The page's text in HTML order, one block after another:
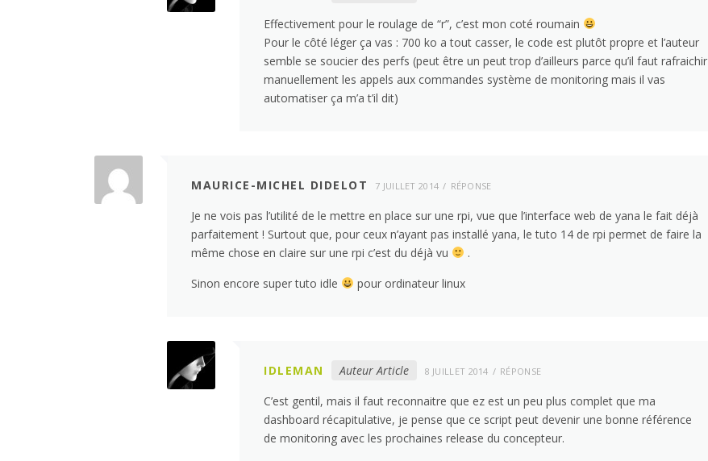
Effectivement pour le roulage de “r”, c’est mon coté roumain
Pour le côté léger ça vas : 700 ko a tout casser, le code est plutôt propre et l’auteur
semble se soucier des perfs (peut être un peut trop d’ailleurs parce qu’il faut rafraichir
manuellement les appels aux commandes système de monitoring mais il vas
automatiser ça m’a t’il dit)
MAURICE-MICHEL DIDELOT 7 JUILLET 2014 RÉPONSE
Je ne vois pas l’utilité de le mettre en place sur une rpi, vue que l’interface web de yana le fait déjà
parfaitement ! Surtout que, pour ceux n’ayant pas installé yana, le tuto 14 de rpi permet de faire la
même chose en claire sur une rpi c’est du déjà vu
.
Sinon encore super tuto idle
pour ordinateur linux
IDLEMAN Auteur Article 8 JUILLET 2014 RÉPONSE
C’est gentil, mais il faut reconnaitre que ez est un peu plus complet que ma
dashboard récapitulative, je pense que ce script peut devenir une bonne référence
de monitoring avec les prochaines release du concepteur.